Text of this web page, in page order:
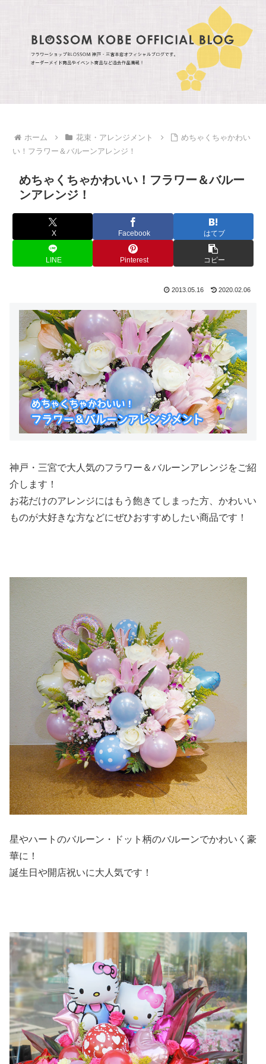
ホーム 花束・アレンジメント
めちゃくちゃかわい
い！フラワー＆バルーンアレンジ！
めちゃくちゃかわいい！フラワー＆バルー
ンアレンジ！
X Facebook はてブ
LINE Pinterest コピー
2013.05.16 2020.02.06
神戸・三宮で大人気のフラワー＆バルーンアレンジをご紹
介します！
お花だけのアレンジにはもう飽きてしまった方、かわいい
ものが大好きな方などにぜひおすすめしたい商品です！
星やハートのバルーン・ドット柄のバルーンでかわいく豪
華に！
誕生日や開店祝いに大人気です！